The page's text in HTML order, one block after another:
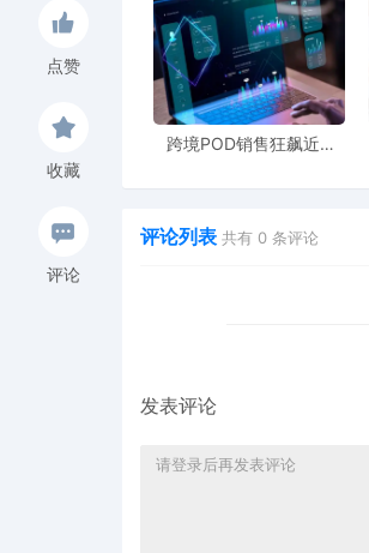
点赞
收藏
评论
跨境POD销售狂飙近5
评论列表 共有 0 条评论
发表评论